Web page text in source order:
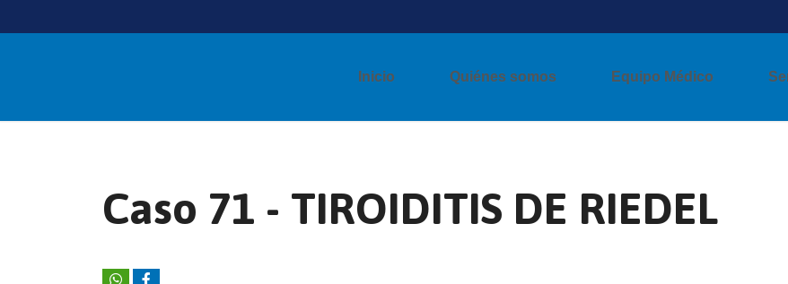
Inicio Quiénes somos Equipo Médico
Caso 71 - TIROIDITIS DE RIEDEL